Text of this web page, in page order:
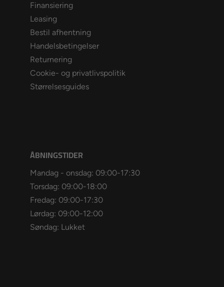
Finansiering
Leasing
Bestil afhentning
Handelsbetingelser
Returnering
Cookie- og privatlivspolitik
Størrelsesguides
ÅBNINGSTIDER
Mandag - onsdag: 09:00-17:30
Torsdag: 09:00-18:00
Fredag: 09:00-17:30
Lørdag: 09:00-12:00
Søndag: Lukket